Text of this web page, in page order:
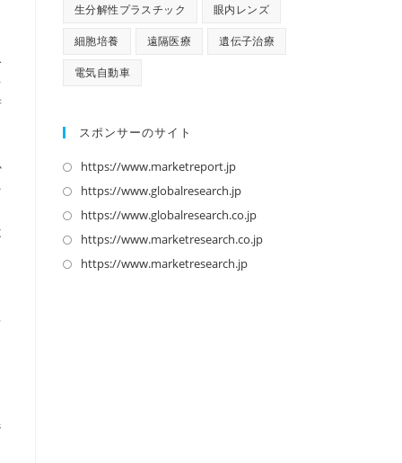
生分解性プラスチック 眼内レンズ
細胞培養 遠隔医療 遺伝子治療
電気自動車
スポンサーのサイト
https://www.marketreport.jp新
し
い
タ
ブ
https://www.globalresearch.jp新
し
い
タ
https://www.globalresearch.co.jp新
し
https://www.marketresearch.co.jp新
https://www.marketresearch.jp新